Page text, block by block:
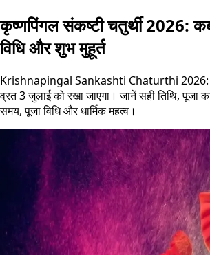
कृष्णपिंगल संकष्टी चतुर्थी 2026:
विधि और शुभ मुहूर्त
Krishnapingal Sankashti Chaturthi 2026:
व्रत 3 जुलाई को रखा जाएगा। जानें सही तिथि, पूजा
समय, पूजा विधि और धार्मिक महत्व।